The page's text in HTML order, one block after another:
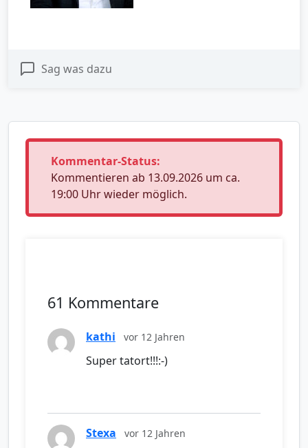
Sag was dazu
Kommentar-Status:
Kommentieren ab 13.09.2026 um ca.
19:00 Uhr wieder möglich.
61 Kommentare
kathi vor 12 Jahren
Super tatort!!!:-)
Stexa vor 12 Jahren